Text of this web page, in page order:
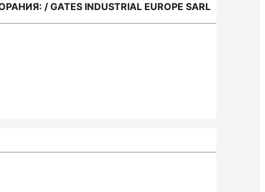
/ GATES INDUSTRIAL EUROPE SARL